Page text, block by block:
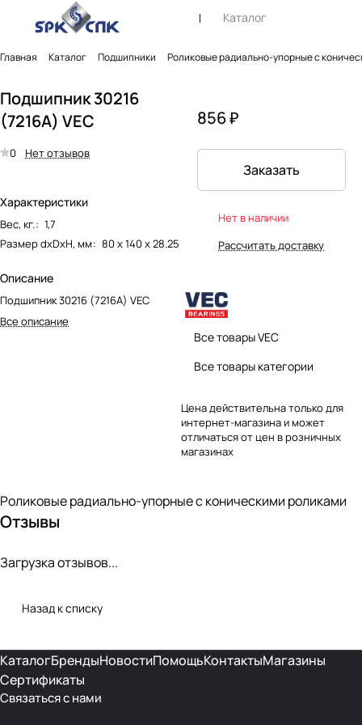
Каталог
Главная Каталог Подшипники Роликовые радиально-упорные с
Подшипник 30216
(7216А) VEC
0 Нет отзывов
Характеристики
Вес, кг.: 1,7
Размер dxDxH, мм: 80 х 140 х 28.25
Описание
Подшипник 30216 (7216А) VEC
Все описание
856 ₽
Заказать
Нет в наличии
Рассчитать доставку
Все товары VEC
Все товары категории
Цена действительна только для
интернет-магазина и может
отличаться от цен в розничных
магазинах
Роликовые радиально-упорные с коническими роликами
Отзывы
Загрузка отзывов...
Назад к списку
КаталогБрендыНовостиПомощьКонтактыМагазины
Сертификаты
Связаться с нами